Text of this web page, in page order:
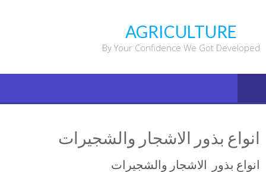
content
AGRICULTURE
By Your Confidence We Got Developed
انواع بذور الاشجار والشجيرات
انواع بذور الاشجار والشجيرات